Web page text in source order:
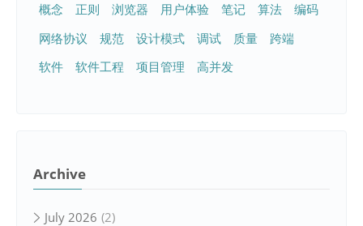
概念
正则 浏览器 用户体验 笔记 算法
编码
网络协议
规范 设计模式 调试 质量
跨端
软件
软件工程 项目管理 高并发
Archive
July 2026 2